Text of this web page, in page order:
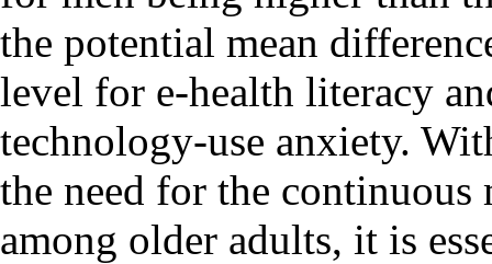
the potential mean
level for e-health literacy
technology-use anxiety.
the need for the continuous
among older adults, it is